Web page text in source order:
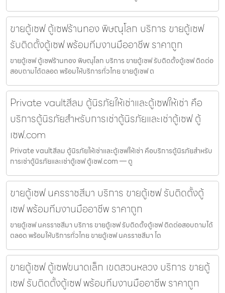
ขายตู้เซฟ ตู้เซฟร้านทอง พิษณุโลก บริการ ขายตู้เซฟ
รับติดตั้งตู้เซฟ พร้อมทีมงานมืออาชีพ ราคาถูก
ขายตู้เซฟ ตู้เซฟร้านทอง พิษณุโลก บริการ ขายตู้เซฟ รับติดตั้งตู้เซฟ ติดต่อ
สอบถามได้ตลอด พร้อมให้บริการทั่วไทย ขายตู้เซฟ ต
Private vaultสีลม ตู้นิรภัยให้เช่าและตู้เซฟให้เช่า คือ
บริการตู้นิรภัยสำหรับการเช่าตู้นิรภัยและเช่าตู้เซฟ ตู้
เซฟ.com
Private vaultสีลม ตู้นิรภัยให้เช่าและตู้เซฟให้เช่า คือบริการตู้นิรภัยสำหรับ
การเช่าตู้นิรภัยและเช่าตู้เซฟ ตู้เซฟ.com — ตู
ขายตู้เซฟ นครราชสีมา บริการ ขายตู้เซฟ รับติดตั้งตู้
เซฟ พร้อมทีมงานมืออาชีพ ราคาถูก
ขายตู้เซฟ นครราชสีมา บริการ ขายตู้เซฟ รับติดตั้งตู้เซฟ ติดต่อสอบถามได้
ตลอด พร้อมให้บริการทั่วไทย ขายตู้เซฟ นครราชสีมา โด
ขายตู้เซฟ ตู้เซฟขนาดเล็ก เขตสวนหลวง บริการ ขายตู้
เซฟ รับติดตั้งตู้เซฟ พร้อมทีมงานมืออาชีพ ราคาถูก